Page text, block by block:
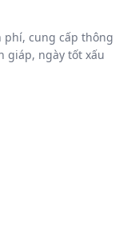
phí, cung cấp thông
giáp, ngày tốt xấu